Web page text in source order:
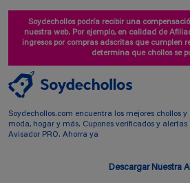
Soydechollos podría recibir una
nuestra web. Por ejemplo, en calidad de
ingresos por compras adscritas que cumplen
determina que chollos se
Soydechollos.com encuentra los mejores chollos
moda, hogar y más. Cupones verificados y
Avisador PRO. Ahorra ya
Descargar Nuestra